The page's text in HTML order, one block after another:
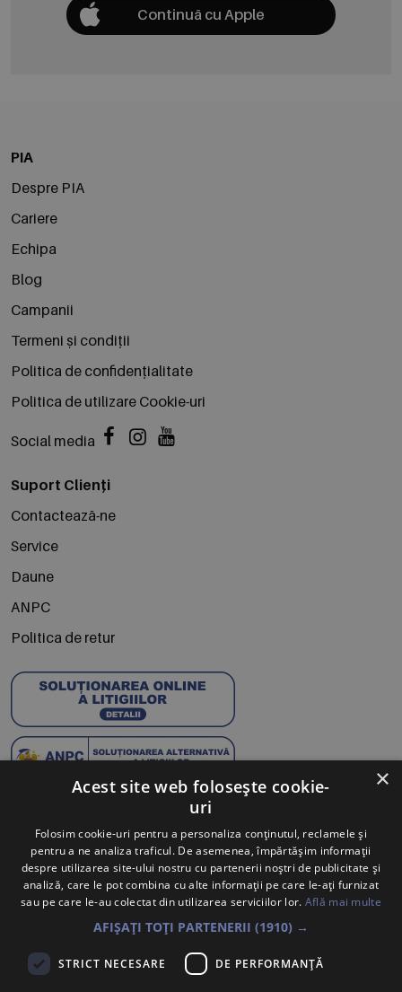
Continuă cu Apple
PIA
Despre PIA
Cariere
Echipa
Blog
Campanii
Termeni și condiții
Politica de confidențialitate
Politica de utilizare Cookie-uri
Social media
Suport Clienți
Contactează-ne
Service
Daune
ANPC
Politica de retur
Abonează-te la Newsletter
Te anunțăm când avem oferte noi și promoții la mărcile
tale preferate.
Sunt de acord ca datele cu caracter personal furnizate să fie
colectate pentru a putea fi contactat în vederea solicitării trimise.
Declar că am citit și sunt de acord cu
×
Acest site web folosește cookie-
uri
Folosim cookie-uri pentru a personaliza conținutul, reclamele și
pentru a ne analiza traficul. De asemenea, împărtășim informații
despre utilizarea site-ului nostru cu partenerii noștri de publicitate și
analiză, care le pot combina cu alte informații pe care le-ați furnizat
sau pe care le-au colectat din utilizarea serviciilor lor. Află mai multe
AFIȘAȚI TOȚI PARTENERII (1910) →
STRICT NECESARE DE PERFORMANȚĂ